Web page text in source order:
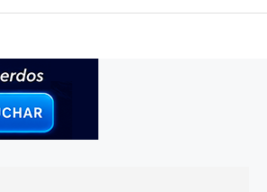
famosos, showbizz, podcast, chismes y